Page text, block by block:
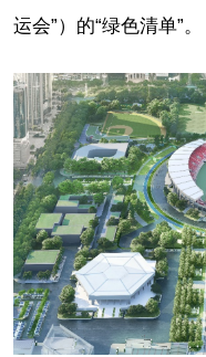
运会”）的“绿色清单”。